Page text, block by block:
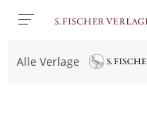
Alle Verlage